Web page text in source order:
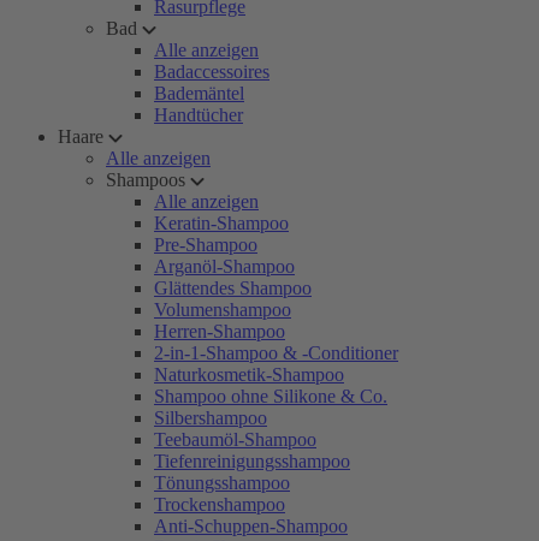
Rasurpflege
Bad
Alle anzeigen
Badaccessoires
Bademäntel
Handtücher
Haare
Alle anzeigen
Shampoos
Alle anzeigen
Keratin-Shampoo
Pre-Shampoo
Arganöl-Shampoo
Glättendes Shampoo
Volumenshampoo
Herren-Shampoo
2-in-1-Shampoo & -Conditioner
Naturkosmetik-Shampoo
Shampoo ohne Silikone & Co.
Silbershampoo
Teebaumöl-Shampoo
Tiefenreinigungsshampoo
Tönungsshampoo
Trockenshampoo
Anti-Schuppen-Shampoo